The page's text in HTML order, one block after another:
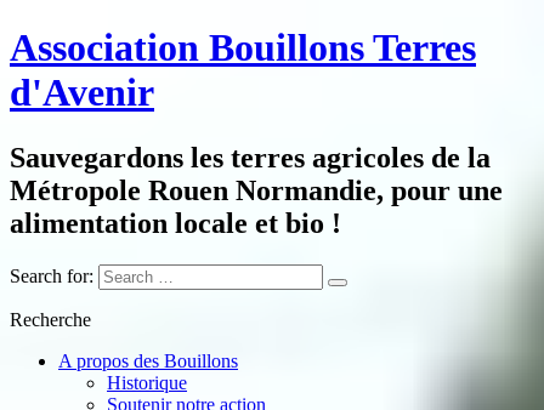
Association Bouillons Terres
d'Avenir
Sauvegardons les terres agricoles de la
Métropole Rouen Normandie, pour une
alimentation locale et bio !
Search for:
Recherche
A propos des Bouillons
Historique
Soutenir notre action